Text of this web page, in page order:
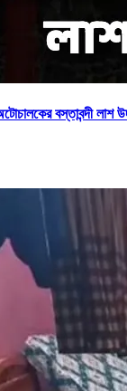
বস্তাবন্দী লাশ